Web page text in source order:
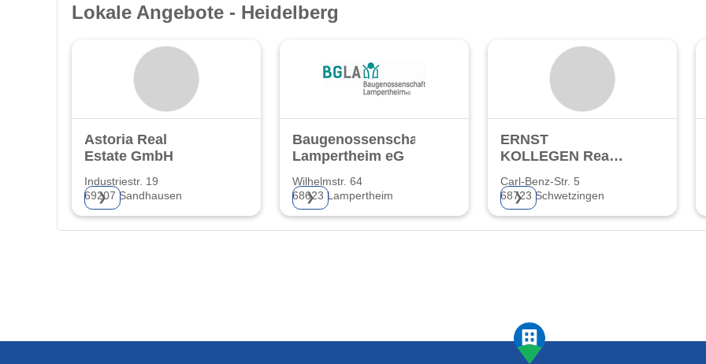
Lokale Angebote - Heidelberg
Astoria Real
Estate GmbH
Industriestr. 19
69207 Sandhausen
❯
Baugenossenschaft
Lampertheim eG
Wilhelmstr. 64
68623 Lampertheim
❯
ERNST
KOLLEGEN Real
haftungsbeschränkt
Carl-Benz-Str. 5
68723 Schwetzingen
❯